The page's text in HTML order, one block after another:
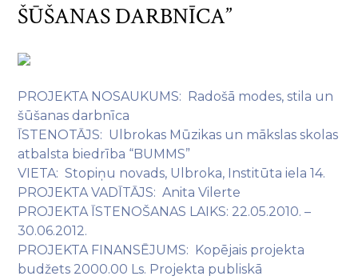
ŠŪŠANAS DARBNĪCA”
PROJEKTA NOSAUKUMS: Radošā modes, stila un
šūšanas darbnīca
ĪSTENOTĀJS: Ulbrokas Mūzikas un mākslas skolas
atbalsta biedrība “BUMMS”
VIETA: Stopiņu novads, Ulbroka, Institūta iela 14.
PROJEKTA VADĪTĀJS: Anita Vilerte
PROJEKTA ĪSTENOŠANAS LAIKS: 22.05.2010. –
30.06.2012.
PROJEKTA FINANSĒJUMS: Kopējais projekta
budžets 2000.00 Ls. Projekta publiskā